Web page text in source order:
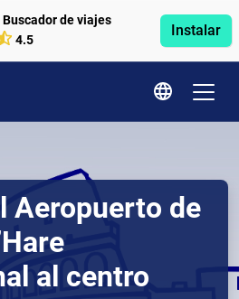
de viajes
4.5
Instalar
Aeropuerto de
al centro